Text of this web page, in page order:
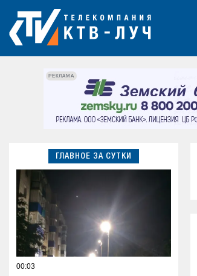
РЕКЛАМА
ГЛАВНОЕ ЗА СУТКИ
00:03